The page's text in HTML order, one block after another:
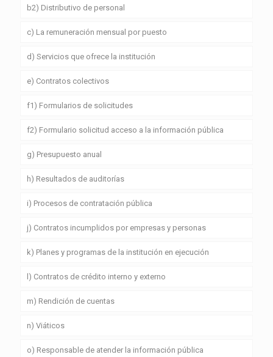
b2) Distributivo de personal
c) La remuneración mensual por puesto
d) Servicios que ofrece la institución
e) Contratos colectivos
f1) Formularios de solicitudes
f2) Formulario solicitud acceso a la información pública
g) Presupuesto anual
h) Resultados de auditorías
i) Procesos de contratación pública
j) Contratos incumplidos por empresas y personas
k) Planes y programas de la institución en ejecución
l) Contratos de crédito interno y externo
m) Rendición de cuentas
n) Viáticos
o) Responsable de atender la información pública